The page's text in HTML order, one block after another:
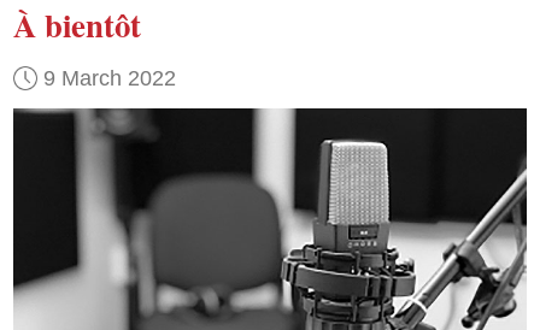
À bientôt
9 March 2022